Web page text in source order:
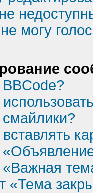
могу
BBCode?
смайлики?
«Важная
«Тема